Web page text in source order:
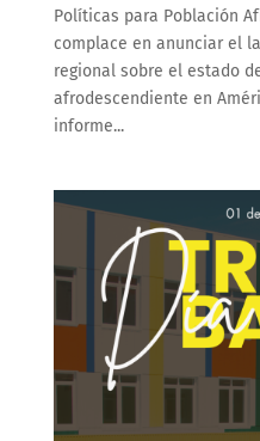
Políticas para Población
complace en anunciar el
regional sobre el estado
afrodescendiente en
informe...